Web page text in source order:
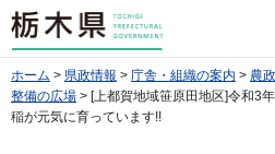
栃木県
ホーム > 県政情報 > 庁舎・組織の案内 > 農
整備の広場 > [上都賀地域笹原田地区]令和3
稲が元気に育っています!!